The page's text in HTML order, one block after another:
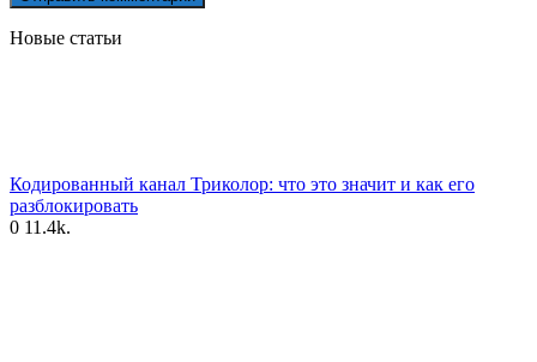
Новые статьи
Кодированный канал Триколор: что это значит и как его
разблокировать
0 11.4k.